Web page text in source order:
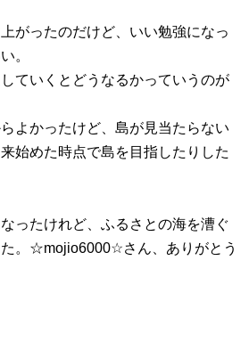
がったのだけど、いい勉強になっ
。
ていくとどうなるかっていうのが
よかったけど、島が見当たらない
始めた時点で島を目指したりした
ったけれど、ふるさとの海を漕ぐ
。☆mojio6000☆さん、ありがとう